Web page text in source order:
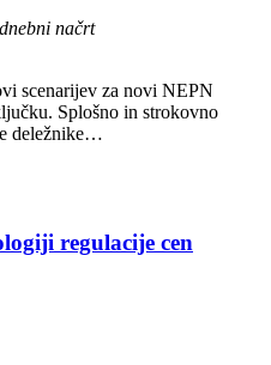
načrt
scenarijev za novi NEPN
Splošno in strokovno
deležnike…
regulacije cen